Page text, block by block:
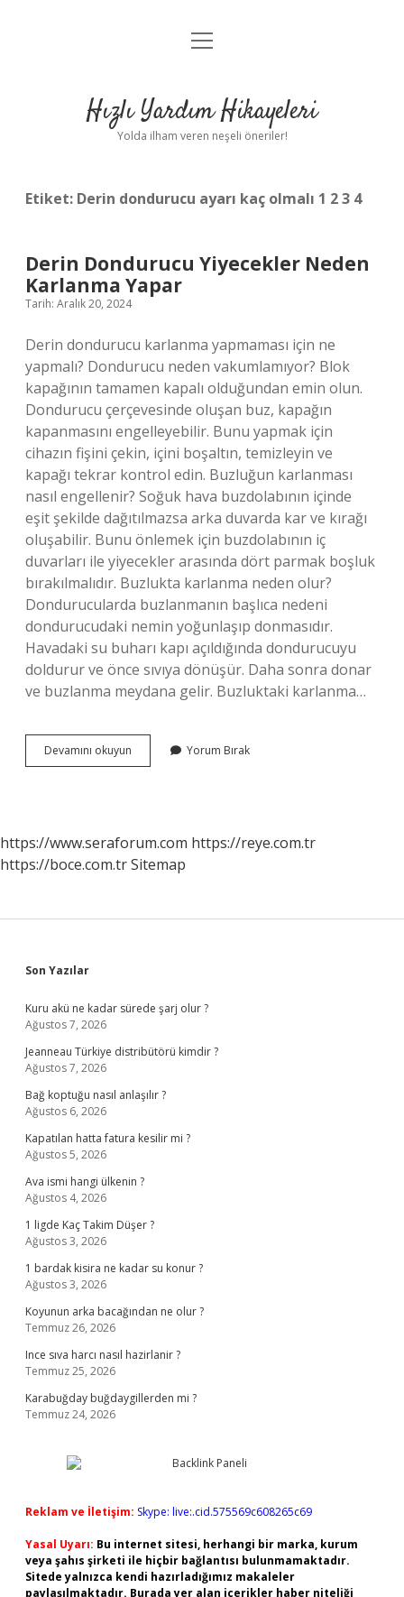
Anasayfa
Yasal Uyarı
menüyü
Hızlı Yardım Hikayeleri
Yolda ilham veren neşeli öneriler!
Etiket: Derin dondurucu ayarı kaç olmalı 1 2 3 4
Derin Dondurucu Yiyecekler Neden
Karlanma Yapar
Tarih: Aralık 20, 2024
Derin dondurucu karlanma yapmaması için ne
yapmalı? Dondurucu neden vakumlamıyor? Blok
kapağının tamamen kapalı olduğundan emin olun.
Dondurucu çerçevesinde oluşan buz, kapağın
kapanmasını engelleyebilir. Bunu yapmak için
cihazın fişini çekin, içini boşaltın, temizleyin ve
kapağı tekrar kontrol edin. Buzluğun karlanması
nasıl engellenir? Soğuk hava buzdolabının içinde
eşit şekilde dağıtılmazsa arka duvarda kar ve kırağı
oluşabilir. Bunu önlemek için buzdolabının iç
duvarları ile yiyecekler arasında dört parmak boşluk
bırakılmalıdır. Buzlukta karlanma neden olur?
Dondurucularda buzlanmanın başlıca nedeni
dondurucudaki nemin yoğunlaşıp donmasıdır.
Havadaki su buharı kapı açıldığında dondurucuyu
doldurur ve önce sıvıya dönüşür. Daha sonra donar
ve buzlanma meydana gelir. Buzluktaki karlanma…
Devamını okuyun
Dondurucu
Yorum Bırak
https://www.seraforum.com https://reye.com.tr
https://boce.com.trSitemap
Sidebar
Son Yazılar
Kuru akü ne kadar sürede şarj olur ?
Ağustos 7, 2026
Jeanneau Türkiye distribütörü kimdir ?
Ağustos 7, 2026
Bağ koptuğu nasıl anlaşılır ?
Ağustos 6, 2026
Kapatılan hatta fatura kesilir mi ?
Ağustos 5, 2026
Ava ismi hangi ülkenin ?
Ağustos 4, 2026
1 ligde Kaç Takim Düşer ?
Ağustos 3, 2026
1 bardak kisira ne kadar su konur ?
Ağustos 3, 2026
Koyunun arka bacağından ne olur ?
Temmuz 26, 2026
Ince sıva harcı nasıl hazirlanir ?
Temmuz 25, 2026
Karabuğday buğdaygillerden mi ?
Temmuz 24, 2026
Reklam ve İletişim: Skype: live:.cid.575569c608265c69
Yasal Uyarı: Bu internet sitesi, herhangi bir marka, kurum
veya şahıs şirketi ile hiçbir bağlantısı bulunmamaktadır.
Sitede yalnızca kendi hazırladığımız makaleler
paylaşılmaktadır. Burada yer alan içerikler haber niteliği